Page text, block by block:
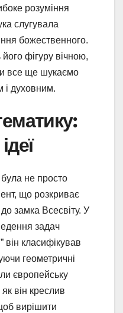
розуміння
слугувала
божественного.
фігуру вічною,
все ще шукаємо
і духовним.
не просто
що розкриває
замка Всесвіту. У
задач
він класифікував
геометричні
європейську
як він креслив
вирішити